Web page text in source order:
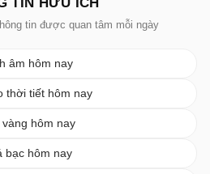
tin được quan tâm mỗi ngày
âm hôm nay
thời tiết hôm nay
vàng hôm nay
bạc hôm nay